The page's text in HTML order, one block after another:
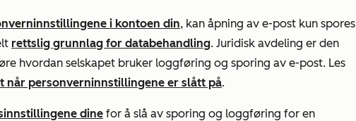
i kontoen din, kan åpning av e-post kun spores
rettslig grunnlag for databehandling. Juridisk avdeling er den
hvordan selskapet bruker loggføring og sporing av e-post. Les
når personverninnstillingene er slått på.
dine for å slå av sporing og loggføring for en